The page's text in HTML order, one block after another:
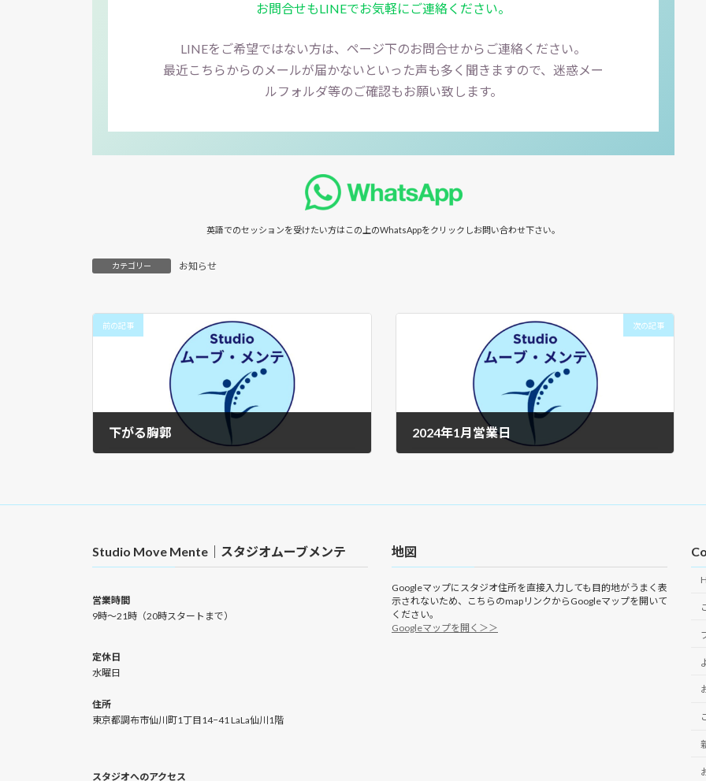
お問合せもLINEでお気軽にご連絡ください。
LINEをご希望ではない方は、ページ下のお問合せからご連絡ください。
最近こちらからのメールが届かないといった声も多く聞きますので、迷惑メー
ルフォルダ等のご確認もお願い致します。
英語でのセッションを受けたい方は この上のWhatsAppをクリックしお問い合わせ下さい。
カテゴリー お知らせ
前の記事
下がる胸郭
次の記事
2024年1月営業日
Studio Move Mente｜スタジオムーブメンテ
営業時間
9時〜21時（20時スタートまで）
定休日
水曜日
住所
東京都調布市仙川町1丁目14−41 LaLa仙川1階
スタジオへのアクセス
地図
Googleマップにスタジオ住所を直接入力しても目的地がうまく表
示されないため、こちらのmapリンクからGoogleマップを開いて
ください。
Googleマップを開く＞＞